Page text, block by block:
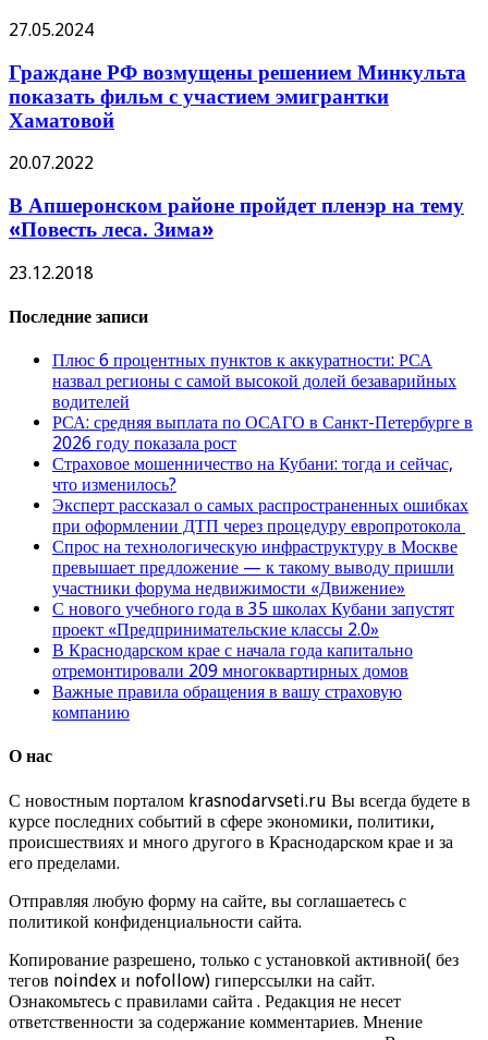
27.05.2024
Граждане РФ возмущены решением Минкульта
показать фильм с участием эмигрантки
Хаматовой
20.07.2022
В Апшеронском районе пройдет пленэр на тему
«Повесть леса. Зима»
23.12.2018
Последние записи
Плюс 6 процентных пунктов к аккуратности: РСА
назвал регионы с самой высокой долей безаварийных
водителей
РСА: средняя выплата по ОСАГО в Санкт-Петербурге в
2026 году показала рост
Страховое мошенничество на Кубани: тогда и сейчас,
что изменилось?
Эксперт рассказал о самых распространенных ошибках
при оформлении ДТП через процедуру европротокола
Спрос на технологическую инфраструктуру в Москве
превышает предложение — к такому выводу пришли
участники форума недвижимости «Движение»
С нового учебного года в 35 школах Кубани запустят
проект «Предпринимательские классы 2.0»
В Краснодарском крае с начала года капитально
отремонтировали 209 многоквартирных домов
Важные правила обращения в вашу страховую
компанию
О нас
С новостным порталом krasnodarvseti.ru Вы всегда будете в
курсе последних событий в сфере экономики, политики,
происшествиях и много другого в Краснодарском крае и за
его пределами.
Отправляя любую форму на сайте, вы соглашаетесь с
политикой конфиденциальности сайта.
Копирование разрешено, только с установкой активной( без
тегов noindex и nofollow) гиперссылки на сайт.
Ознакомьтесь с правилами сайта . Редакция не несет
ответственности за содержание комментариев. Мнение